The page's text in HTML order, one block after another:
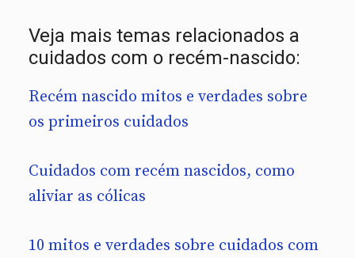
Veja mais temas relacionados a
cuidados com o recém-nascido:
Recém nascido mitos e verdades sobre
os primeiros cuidados
Cuidados com recém nascidos, como
aliviar as cólicas
10 mitos e verdades sobre cuidados com